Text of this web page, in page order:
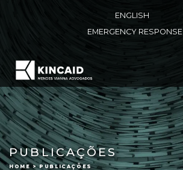
ENGLISH
EMERGENCY RESPONSE
PUBLICAÇÕES
HOME > PUBLICAÇÕES